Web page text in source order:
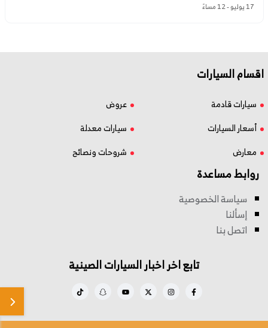
17 يوليو - 12 مساءً
اقسام السيارات
سيارات قادمة
عروض
أسعار السيارات
سيارات معدلة
معارض
شروحات ونصائح
روابط مساعدة
سياسة الخصوصية
إسألنا
اتصل بنا
تابع اخر اخبار السيارات الصينية